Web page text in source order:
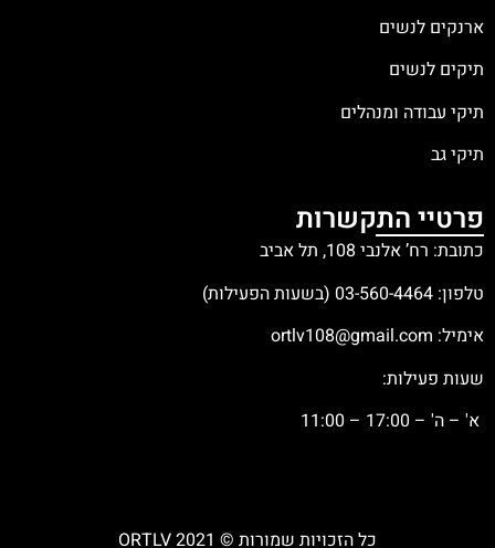
ארנקים לנשים
תיקים לנשים
תיקי עבודה ומנהלים
תיקי גב
פרטיי התקשרות
כתובת: רח’ אלנבי 108, תל אביב
טלפון: 03-560-4464 (בשעות הפעילות)
אימיל: ortlv108@gmail.com
שעות פעילות:
א' – ה' – 17:00 – 11:00
כל הזכויות שמורות © ORTLV 2021